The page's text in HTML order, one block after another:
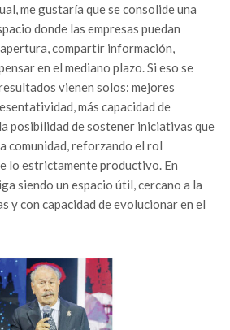
me gustaría que se consolide una
donde las empresas puedan
compartir información,
en el mediano plazo. Si eso se
vienen solos: mejores
más capacidad de
posibilidad de sostener iniciativas que
comunidad, reforzando el rol
lo estrictamente productivo. En
siendo un espacio útil, cercano a la
y con capacidad de evolucionar en el